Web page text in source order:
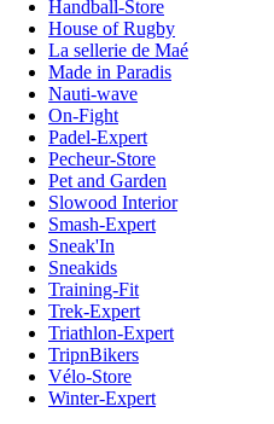
Handball-Store
House of Rugby
La sellerie de Maé
Made in Paradis
Nauti-wave
On-Fight
Padel-Expert
Pecheur-Store
Pet and Garden
Slowood Interior
Smash-Expert
Sneak'In
Sneakids
Training-Fit
Trek-Expert
Triathlon-Expert
TripnBikers
Vélo-Store
Winter-Expert